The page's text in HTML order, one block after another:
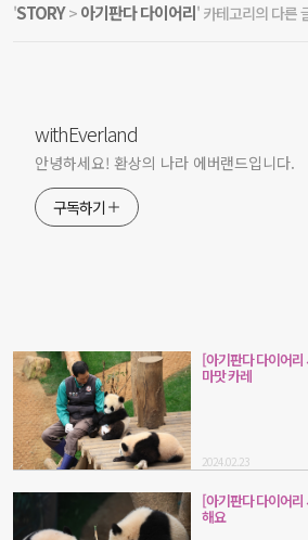
'STORY> 아기판다 다이어리' 카테고리의 다른
withEverland
안녕하세요! 환상의 나라 에버랜드입니다.
구독하기
[아기판다 다이어
마맛 카레
2024.02.23
[아기판다 다이어
해요